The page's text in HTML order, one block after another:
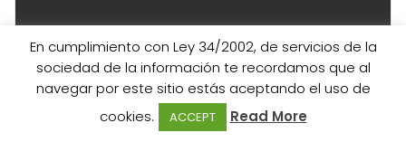
Apartados
En cumplimiento con Ley 34/2002, de servicios de la
sociedad de la información te recordamos que al
navegar por este sitio estás aceptando el uso de
cookies.
ACCEPT Read More